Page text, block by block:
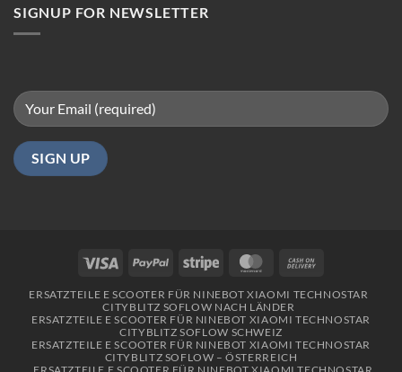
SIGNUP FOR NEWSLETTER
Visa PayPal Stripe MasterCard
Delivery
ERSATZTEILE E SCOOTER FÜR NINEBOT XIAOMI TECHNOSTAR
CITYBLITZ SOFLOW NACH LÄNDER
ERSATZTEILE E SCOOTER FÜR NINEBOT XIAOMI TECHNOSTAR
CITYBLITZ SOFLOW SCHWEIZ
ERSATZTEILE E SCOOTER FÜR NINEBOT XIAOMI TECHNOSTAR
CITYBLITZ SOFLOW – ÖSTERREICH